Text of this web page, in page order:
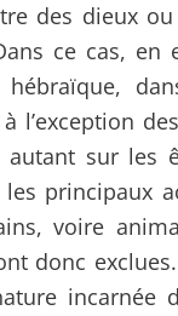
des dieux
ce cas,
l’exception
sur les
principaux
voire
donc
incarnée